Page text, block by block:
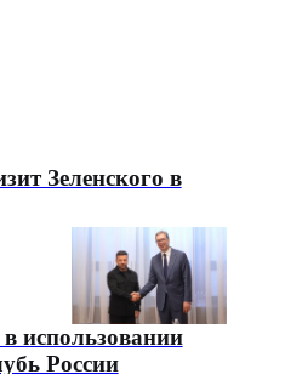
Зеленского в
использовании
России